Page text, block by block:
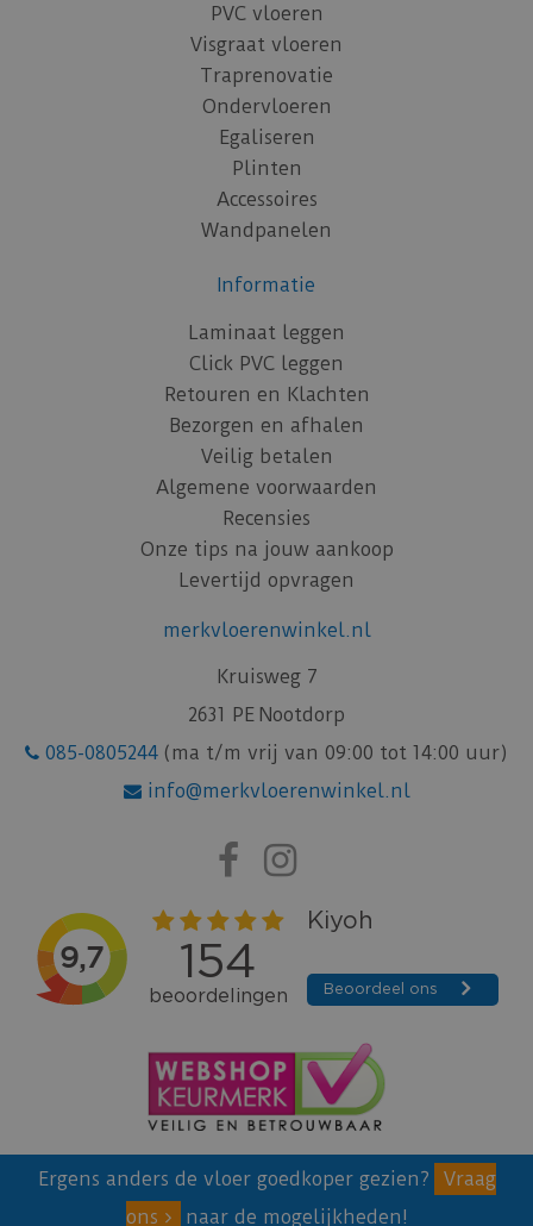
PVC vloeren
Visgraat vloeren
Traprenovatie
Ondervloeren
Egaliseren
Plinten
Accessoires
Wandpanelen
Informatie
Laminaat leggen
Click PVC leggen
Retouren en Klachten
Bezorgen en afhalen
Veilig betalen
Algemene voorwaarden
Recensies
Onze tips na jouw aankoop
Levertijd opvragen
merkvloerenwinkel.nl
Kruisweg 7
2631 PE Nootdorp
085-0805244 (ma t/m vrij van 09:00 tot 14:00 uur)
info@merkvloerenwinkel.nl
Ergens anders de vloer goedkoper gezien?
Vraag
ons
naar de mogelijkheden!